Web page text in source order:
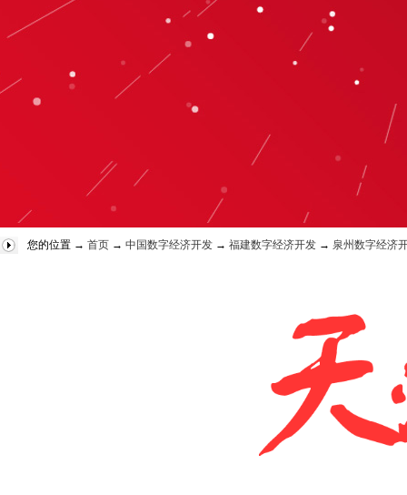
您的位置 → 首页 → 中国数字经济开发 → 福建数字经济开发 → 泉州数字经济